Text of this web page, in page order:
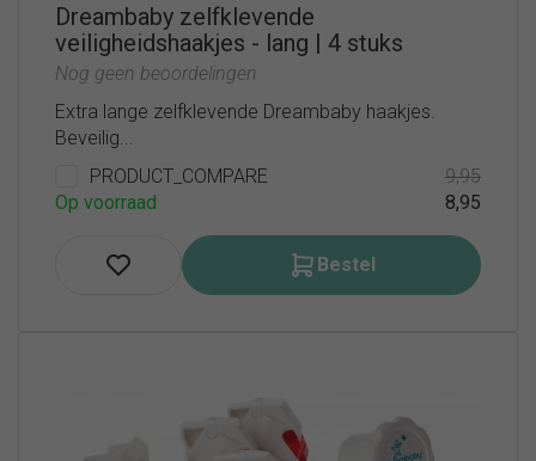
Dreambaby zelfklevende
veiligheidshaakjes - lang | 4 stuks
Nog geen beoordelingen
Extra lange zelfklevende Dreambaby haakjes.
Beveilig...
PRODUCT_COMPARE
Op voorraad
9,95
8,95
Bestel